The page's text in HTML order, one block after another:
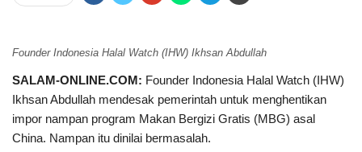
Founder Indonesia Halal Watch (IHW) Ikhsan Abdullah
SALAM-ONLINE.COM: Founder Indonesia Halal Watch (IHW)
Ikhsan Abdullah mendesak pemerintah untuk menghentikan
impor nampan program Makan Bergizi Gratis (MBG) asal
China. Nampan itu dinilai bermasalah.